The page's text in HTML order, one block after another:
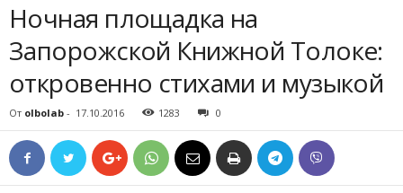
Ночная площадка на
Запорожской Книжной Толоке:
откровенно стихами и музыкой
От olbolab - 17.10.2016 1283 0